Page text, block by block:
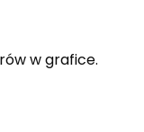
w grafice.